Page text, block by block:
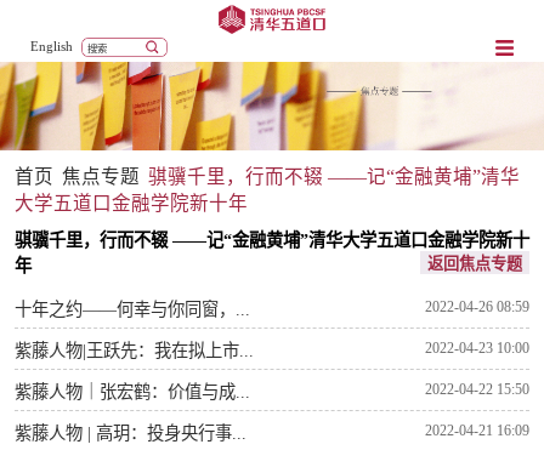
English
首页 焦点专题 骐骥千里，行而不辍 ——记“金融黄埔”清华
大学五道口金融学院新十年
骐骥千里，行而不辍 ——记“金融黄埔”清华大学五道口金融学院新十
年
返回焦点专题
十年之约——何幸与你同窗，... 2022-04-26 08:59
紫藤人物|王跃先：我在拟上市... 2022-04-23 10:00
紫藤人物｜张宏鹤：价值与成... 2022-04-22 15:50
紫藤人物 | 高玥：投身央行事... 2022-04-21 16:09